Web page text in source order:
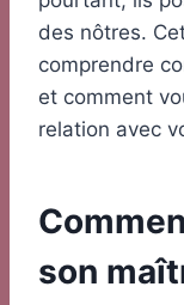
des nôtres.
comprendre
et comment
relation avec
son